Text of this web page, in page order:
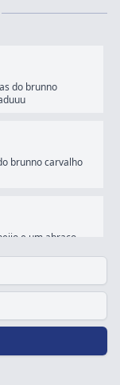
do brunno
brunno carvalho
e um abraço
pra esses duas